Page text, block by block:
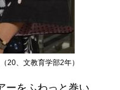
20、文教育学部2年）